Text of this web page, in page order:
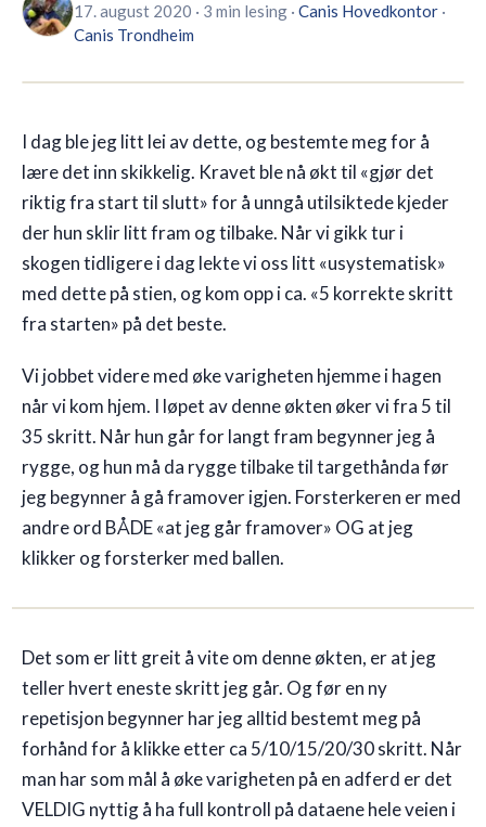
17. august 2020 · 3 min lesing · Canis Hovedkontor ·
Canis Trondheim
I dag ble jeg litt lei av dette, og bestemte meg for å
lære det inn skikkelig. Kravet ble nå økt til «gjør det
riktig fra start til slutt» for å unngå utilsiktede kjeder
der hun sklir litt fram og tilbake. Når vi gikk tur i
skogen tidligere i dag lekte vi oss litt «usystematisk»
med dette på stien, og kom opp i ca. «5 korrekte skritt
fra starten» på det beste.
Vi jobbet videre med øke varigheten hjemme i hagen
når vi kom hjem. I løpet av denne økten øker vi fra 5 til
35 skritt. Når hun går for langt fram begynner jeg å
rygge, og hun må da rygge tilbake til targethånda før
jeg begynner å gå framover igjen. Forsterkeren er med
andre ord BÅDE «at jeg går framover» OG at jeg
klikker og forsterker med ballen.
Det som er litt greit å vite om denne økten, er at jeg
teller hvert eneste skritt jeg går. Og før en ny
repetisjon begynner har jeg alltid bestemt meg på
forhånd for å klikke etter ca 5/10/15/20/30 skritt. Når
man har som mål å øke varigheten på en adferd er det
VELDIG nyttig å ha full kontroll på dataene hele veien i